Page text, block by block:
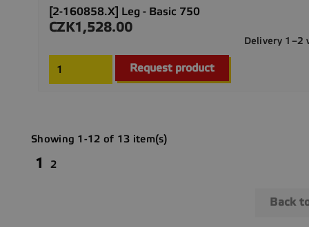
[2-160858.X] Leg - Basic 750
Price
CZK1,528.00
Delivery 1–2
Request product
Showing 1-12 of 13 item(s)
1 2
Back